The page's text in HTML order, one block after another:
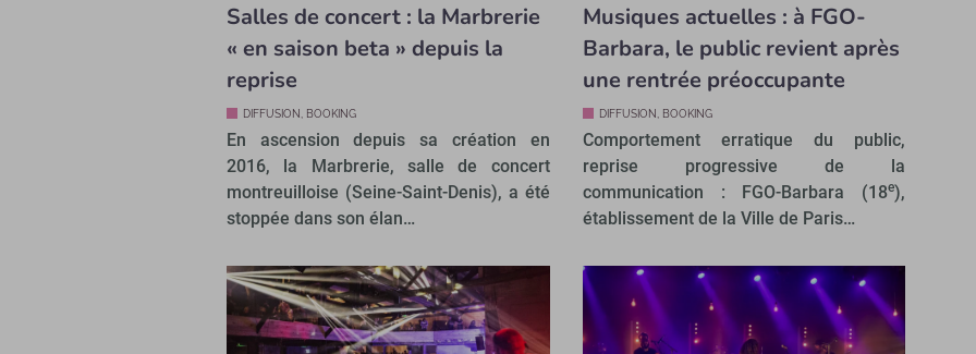
Salles de concert : la Marbrerie
« en saison beta » depuis la
reprise
DIFFUSION, BOOKING
En ascension depuis sa création en
2016, la Marbrerie, salle de concert
montreuilloise (Seine-Saint-Denis), a été
stoppée dans son élan…
Musiques actuelles : à FGO-
Barbara, le public revient après
une rentrée préoccupante
DIFFUSION, BOOKING
Comportement erratique du public,
reprise progressive de la
communication : FGO-Barbara (18e),
établissement de la Ville de Paris…